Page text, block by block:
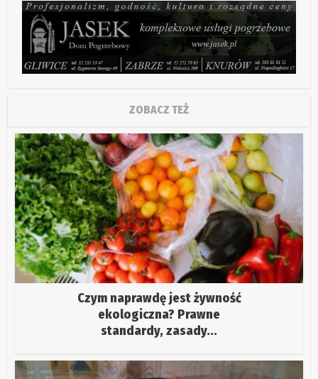
ZOBACZ TEŻ
Czym naprawdę jest żywność
ekologiczna? Prawne
standardy, zasady...